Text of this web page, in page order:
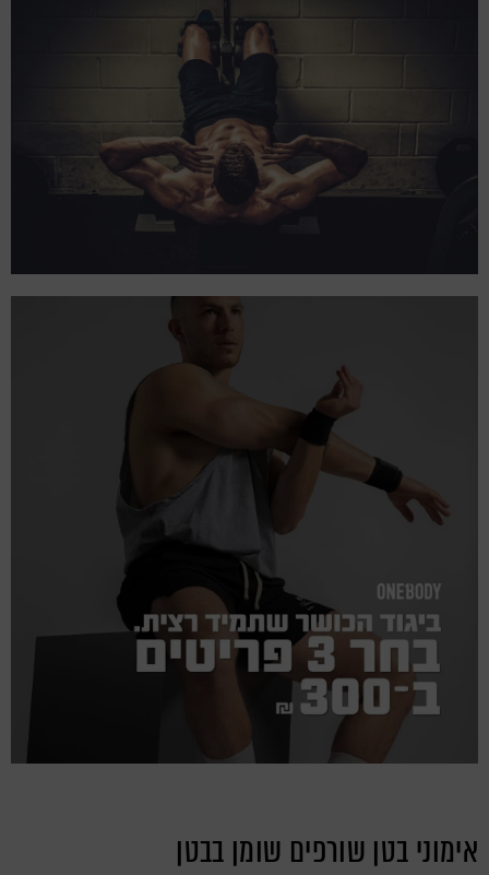
אימוני בטן שורפים שומן בבטן